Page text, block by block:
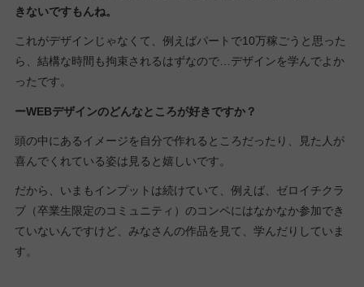
きないですもんね。
これがデザインじゃなくて、例えばパートで10万稼ごうと思った
ら、結構な時間も拘束されるはずなので…デザインを学んでよか
ったです。
ーWEBデザインのどんなところが好きですか？
頭の中にあるイメージを自分で作れるところだったり、見た人が
喜んでくれている姿は見ると嬉しいです。
だから、いまもインプットは続けていて、例えば、ゼロイチクラ
ブ（卒業生限定のコミュニティ）のコンペにはなかなか参加でき
ていないんですけど、みなさんの作品を見て、学んだりしていま
す。